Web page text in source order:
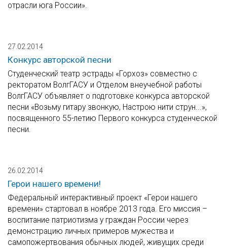
отрасли юга России».
27.02.2014
Конкурс авторской песни
Студенческий театр эстрады «Горхоз» совместно с
ректоратом ВолгГАСУ и Отделом внеучебной работы
ВолгГАСУ объявляет о подготовке конкурса авторской
песни «Возьму гитару звонкую, Настрою нити струн...»,
посвященного 55-летию Первого конкурса студенческой
песни.
26.02.2014
Герои нашего времени!
Федеральный интерактивный проект «Герои нашего
времени» стартовал в ноябре 2013 года. Его миссия –
воспитание патриотизма у граждан России через
демонстрацию личных примеров мужества и
самопожертвования обычных людей, живущих среди